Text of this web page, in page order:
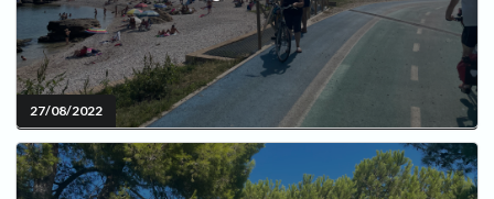
27/08/2022